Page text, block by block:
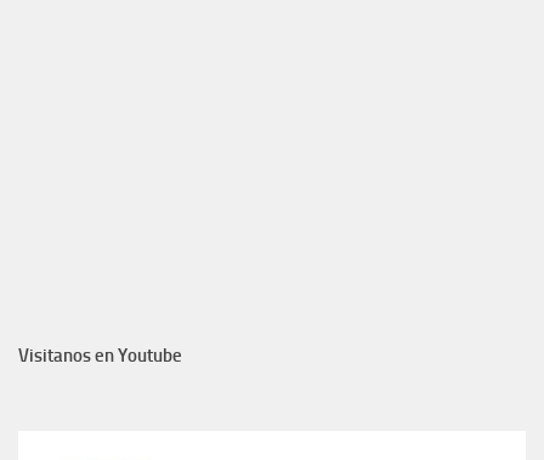
Visitanos en Youtube